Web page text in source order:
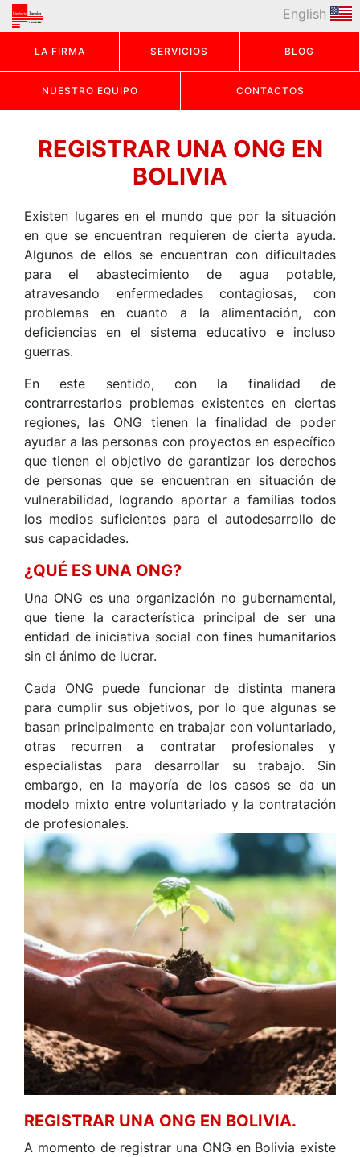
LA FIRMA SERVICIOS BLOG
NUESTRO EQUIPO CONTACTOS
English
REGISTRAR UNA ONG EN
BOLIVIA
Existen lugares en el mundo que por la situación
en que se encuentran requieren de cierta ayuda.
Algunos de ellos se encuentran con dificultades
para el abastecimiento de agua potable,
atravesando enfermedades contagiosas, con
problemas en cuanto a la alimentación, con
deficiencias en el sistema educativo e incluso
guerras.
En este sentido, con la finalidad de
contrarrestarlos problemas existentes en ciertas
regiones, las ONG tienen la finalidad de poder
ayudar a las personas con proyectos en específico
que tienen el objetivo de garantizar los derechos
de personas que se encuentran en situación de
vulnerabilidad, logrando aportar a familias todos
los medios suficientes para el autodesarrollo de
sus capacidades.
¿QUÉ ES UNA ONG?
Una ONG es una organización no gubernamental,
que tiene la característica principal de ser una
entidad de iniciativa social con fines humanitarios
sin el ánimo de lucrar.
Cada ONG puede funcionar de distinta manera
para cumplir sus objetivos, por lo que algunas se
basan principalmente en trabajar con voluntariado,
otras recurren a contratar profesionales y
especialistas para desarrollar su trabajo. Sin
embargo, en la mayoría de los casos se da un
modelo mixto entre voluntariado y la contratación
de profesionales.
REGISTRAR UNA ONG EN BOLIVIA.
A momento de registrar una ONG en Bolivia existe